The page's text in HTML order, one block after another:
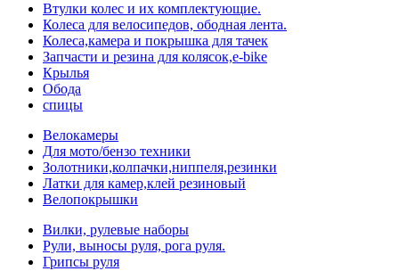
Втулки колес и их комплектующие.
Колеса для велосипедов, ободная лента.
Колеса,камера и покрышка для тачек
Запчасти и резина для колясок,e-bike
Крылья
Обода
спицы
Велокамеры
Для мото/бензо техники
Золотники,колпачки,ниппеля,резинки
Латки для камер,клей резиновый
Велопокрышки
Вилки, рулевые наборы
Рули, выносы руля, рога руля.
Грипсы руля